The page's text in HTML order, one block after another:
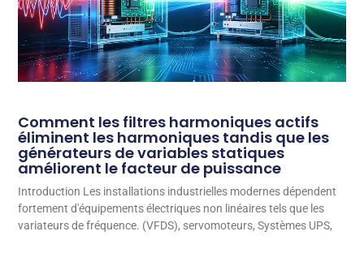
Comment les filtres harmoniques actifs
éliminent les harmoniques tandis que les
générateurs de variables statiques
améliorent le facteur de puissance
Introduction Les installations industrielles modernes dépendent
fortement d'équipements électriques non linéaires tels que les
variateurs de fréquence. (VFDS), servomoteurs, Systèmes UPS,